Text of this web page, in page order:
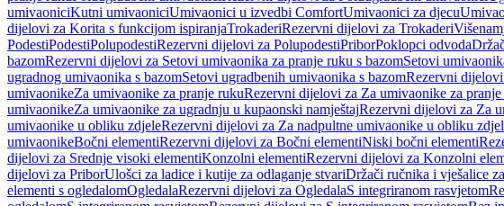
umivaoniciKutni umivaoniciUmivaonici u izvedbi ComfortUmivaonici za djecu
dijelovi za Korita s funkcijom ispiranjaTrokaderiRezervni dijelovi za Trokaderi
PodestiPodestiPolupodestiRezervni dijelovi za PolupodestiPriborPoklopci odvoda
bazomRezervni dijelovi za Setovi umivaonika za pranje ruku s bazomSetovi
ugradnog umivaonika s bazomSetovi ugradbenih umivaonika s bazomRezervni
umivaonikeZa umivaonike za pranje rukuRezervni dijelovi za Za umivaonike za
umivaonikeZa umivaonike za ugradnju u kupaonski namještajRezervni dijelovi za Za
umivaonike u obliku zdjeleRezervni dijelovi za Za nadpultne umivaonike u obliku
umivaonikeBočni elementiRezervni dijelovi za Bočni elementiNiski bočni elementi
dijelovi za Srednje visoki elementiKonzolni elementiRezervni dijelovi za Konzolni
dijelovi za PriborUlošci za ladice i kutije za odlaganje stvariDržači ručnika i vješalice
elementi s ogledalomOgledalaRezervni dijelovi za OgledalaS integriranom rasvjetom